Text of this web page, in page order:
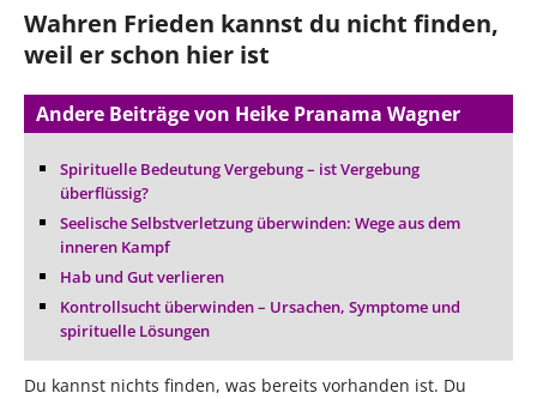
Wahren Frieden kannst du nicht finden,
weil er schon hier ist
Andere Beiträge von Heike Pranama Wagner
Spirituelle Bedeutung Vergebung – ist Vergebung
überflüssig?
Seelische Selbstverletzung überwinden: Wege aus dem
inneren Kampf
Hab und Gut verlieren
Kontrollsucht überwinden – Ursachen, Symptome und
spirituelle Lösungen
Du kannst nichts finden, was bereits vorhanden ist. Du